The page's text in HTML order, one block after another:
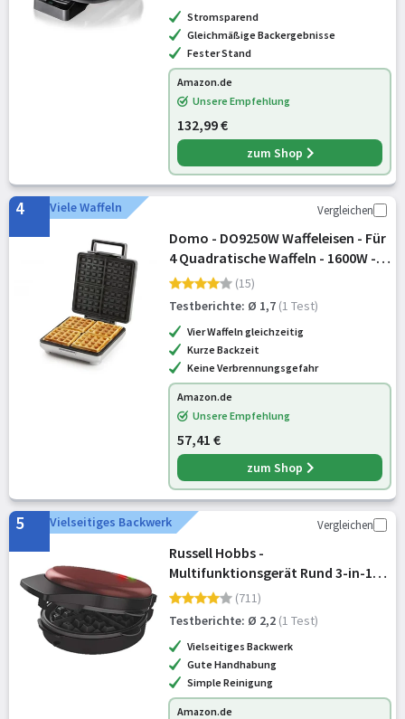
Stromsparend
Gleichmäßige Backergebnisse
Fester Stand
Amazon.de
Unsere Empfehlung
132,99 €
zum Shop
4 Viele Waffeln Vergleichen
Domo - DO9250W Waffeleisen - Für
4 Quadratische Waffeln - 1600W -
Antihaftbeschichtung - Silber
(15)
Testberichte: Ø 1,7 (1 Test)
Vier Waffeln gleichzeitig
Kurze Backzeit
Keine Verbrennungsgefahr
Amazon.de
Unsere Empfehlung
57,41 €
zum Shop
5 Vielseitiges Backwerk Vergleichen
Russell Hobbs -
Multifunktionsgerät Rund 3-in-1
[Waffeleisen, Mini Cupcake, Mini
Donut Maker) Fiesta Rot
(spülmaschinengeeignete &
antihaftbeschichtete Platten,
900W)
(711)
Testberichte: Ø 2,2 (1 Test)
Vielseitiges Backwerk
Gute Handhabung
Simple Reinigung
Amazon.de